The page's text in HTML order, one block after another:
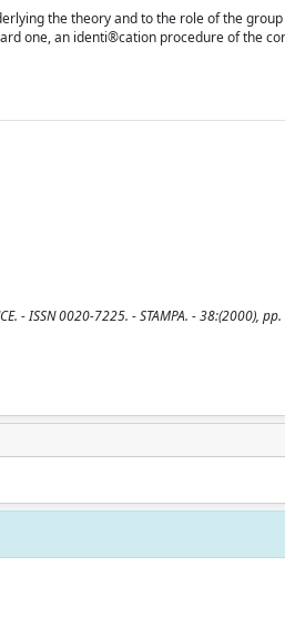
the theory and to the role of the
one, an identi®cation procedure of the
- ISSN 0020-7225. - STAMPA. - 38:(2000),